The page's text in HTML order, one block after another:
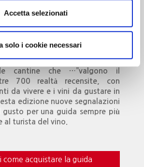
Accetta selezionati
solo i cookie necessari
cantine che …”valgono il
700 realtà recensite, con
da vivere e i vini da gustare in
edizione nuove segnalazioni
per una guida sempre più
al turista del vino.
come acquistare la guida